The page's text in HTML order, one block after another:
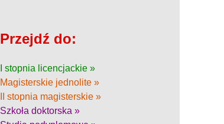
Przejdź do:
I stopnia licencjackie »
Magisterskie jednolite »
II stopnia magisterskie »
Szkoła doktorska »